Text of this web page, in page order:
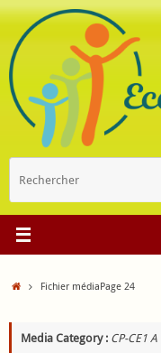
Passer
contenu
AccueilFichier médiaPage 24
Media Category : CP-CE1 A